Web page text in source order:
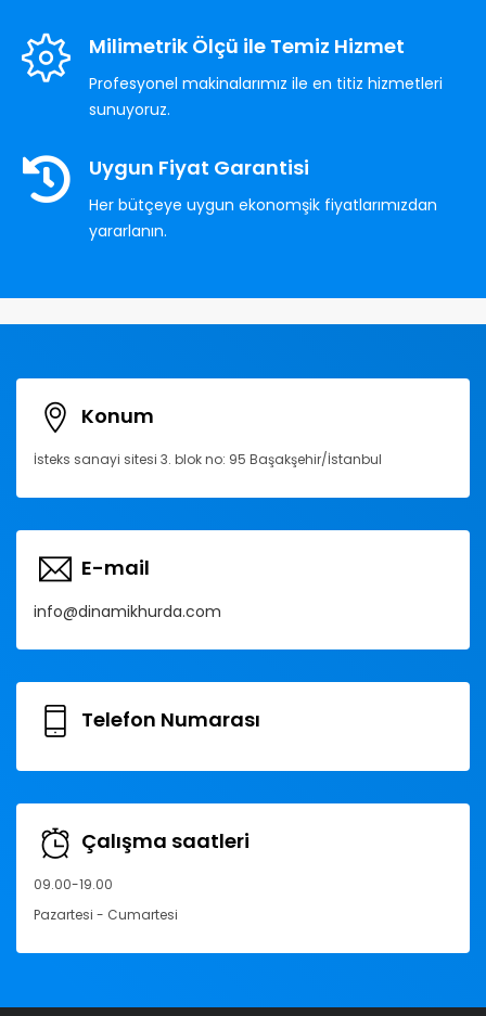
Milimetrik Ölçü ile Temiz Hizmet
Profesyonel makinalarımız ile en titiz hizmetleri
sunuyoruz.
Uygun Fiyat Garantisi
Her bütçeye uygun ekonomşik fiyatlarımızdan
yararlanın.
Konum
İsteks sanayi sitesi 3. blok no: 95 Başakşehir/İstanbul
E-mail
info@dinamikhurda.com
Telefon Numarası
Çalışma saatleri
09.00-19.00
Pazartesi - Cumartesi